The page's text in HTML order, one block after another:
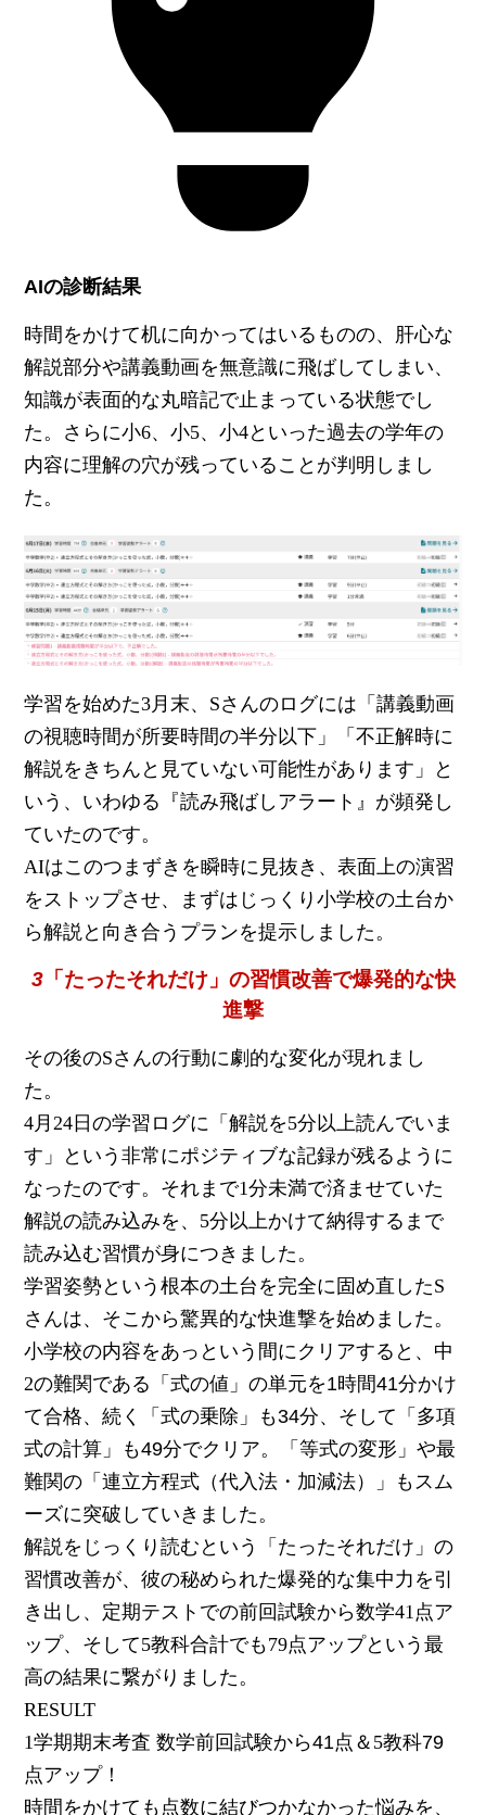
AIの診断結果
時間をかけて机に向かってはいるものの、肝心な
解説部分や講義動画を無意識に飛ばしてしまい、
知識が表面的な丸暗記で止まっている状態でし
た。さらに小6、小5、小4といった過去の学年の
内容に理解の穴が残っていることが判明しまし
た。
学習を始めた3月末、Sさんのログには「講義動画
の視聴時間が所要時間の半分以下」「不正解時に
解説をきちんと見ていない可能性があります」と
いう、いわゆる『読み飛ばしアラート』が頻発し
ていたのです。
AIはこのつまずきを瞬時に見抜き、表面上の演習
をストップさせ、まずはじっくり小学校の土台か
ら解説と向き合うプランを提示しました。
3「たったそれだけ」の習慣改善で爆発的な快
進撃
その後のSさんの行動に劇的な変化が現れまし
た。
4月24日の学習ログに「解説を5分以上読んでいま
す」という非常にポジティブな記録が残るように
なったのです。それまで1分未満で済ませていた
解説の読み込みを、5分以上かけて納得するまで
読み込む習慣が身につきました。
学習姿勢という根本の土台を完全に固め直したS
さんは、そこから驚異的な快進撃を始めました。
小学校の内容をあっという間にクリアすると、中
2の難関である「式の値」の単元を1時間41分かけ
て合格、続く「式の乗除」も34分、そして「多項
式の計算」も49分でクリア。「等式の変形」や最
難関の「連立方程式（代入法・加減法）」もスム
ーズに突破していきました。
解説をじっくり読むという「たったそれだけ」の
習慣改善が、彼の秘められた爆発的な集中力を引
き出し、定期テストでの前回試験から数学41点ア
ップ、そして5教科合計でも79点アップという最
高の結果に繋がりました。
RESULT
1学期期末考査 数学前回試験から41点＆5教科79
点アップ！
時間をかけても点数に結びつかなかった悩みを、